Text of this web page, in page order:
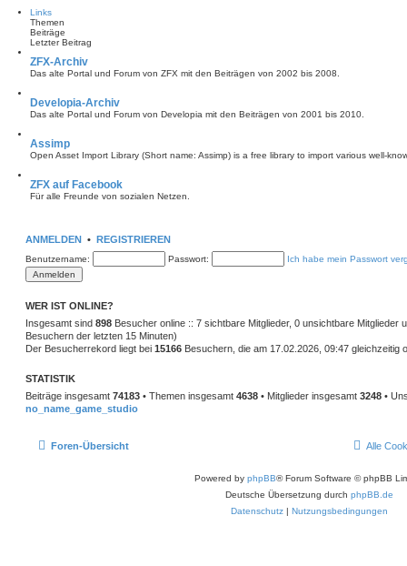
e
i
r
a
g
Links
Themen
Beiträge
Letzter Beitrag
ZFX-Archiv
Das alte Portal und Forum von ZFX mit den Beiträgen von 2002 bis 2008.
Developia-Archiv
Das alte Portal und Forum von Developia mit den Beiträgen von 2001 bis 2010.
Assimp
Open Asset Import Library (Short name: Assimp) is a free library to import various well-
ZFX auf Facebook
Für alle Freunde von sozialen Netzen.
ANMELDEN • REGISTRIEREN
Benutzername: Passwort: Ich habe mein Passwort
WER IST ONLINE?
Insgesamt sind 898 Besucher online :: 7 sichtbare Mitglieder, 0 unsichtbare Mitglieder
Besuchern der letzten 15 Minuten)
Der Besucherrekord liegt bei 15166 Besuchern, die am 17.02.2026, 09:47 gleichzeitig
STATISTIK
Beiträge insgesamt 74183 • Themen insgesamt 4638 • Mitglieder insgesamt 3248 •
no_name_game_studio
Foren-Übersicht Alle
Powered by phpBB® Forum Software © phpBB
Deutsche Übersetzung durch phpBB.de
Datenschutz | Nutzungsbedingungen